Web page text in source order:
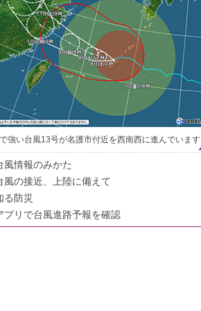
強い台風13号が名護市付近を西南西に進んでいます
風情報のみかた
風の接近、上陸に備えて
る防災
プリで台風進路予報を確認